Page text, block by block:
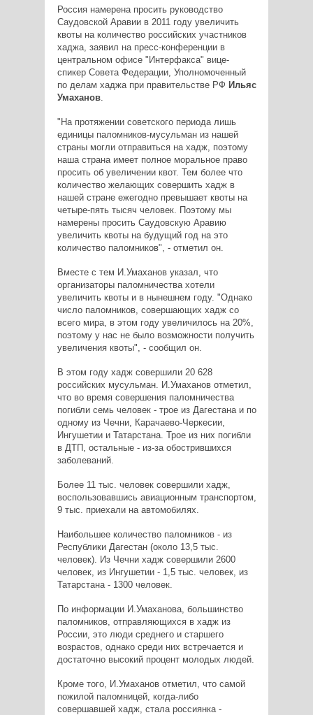
Россия намерена просить руководство
Саудовской Аравии в 2011 году увеличить
квоты на количество российских участников
хаджа, заявил на пресс-конференции в
центральном офисе "Интерфакса" вице-
спикер Совета Федерации, Уполномоченный
по делам хаджа при правительстве РФ Ильяс
Умаханов.
"На протяжении советского периода лишь
единицы паломников-мусульман из нашей
страны могли отправиться на хадж, поэтому
наша страна имеет полное моральное право
просить об увеличении квот. Тем более что
количество желающих совершить хадж в
нашей стране ежегодно превышает квоты на
четыре-пять тысяч человек. Поэтому мы
намерены просить Саудовскую Аравию
увеличить квоты на будущий год на это
количество паломников", - отметил он.
Вместе с тем И.Умаханов указал, что
организаторы паломничества хотели
увеличить квоты и в нынешнем году. "Однако
число паломников, совершающих хадж со
всего мира, в этом году увеличилось на 20%,
поэтому у нас не было возможности получить
увеличения квоты", - сообщил он.
В этом году хадж совершили 20 628
российских мусульман. И.Умаханов отметил,
что во время совершения паломничества
погибли семь человек - трое из Дагестана и по
одному из Чечни, Карачаево-Черкесии,
Ингушетии и Татарстана. Трое из них погибли
в ДТП, остальные - из-за обострившихся
заболеваний.
Более 11 тыс. человек совершили хадж,
воспользовавшись авиационным транспортом,
9 тыс. приехали на автомобилях.
Наибольшее количество паломников - из
Республики Дагестан (около 13,5 тыс.
человек). Из Чечни хадж совершили 2600
человек, из Ингушетии - 1,5 тыс. человек, из
Татарстана - 1300 человек.
По информации И.Умаханова, большинство
паломников, отправляющихся в хадж из
России, это люди среднего и старшего
возрастов, однако среди них встречается и
достаточно высокий процент молодых людей.
Кроме того, И.Умаханов отметил, что самой
пожилой паломницей, когда-либо
совершавшей хадж, стала россиянка -